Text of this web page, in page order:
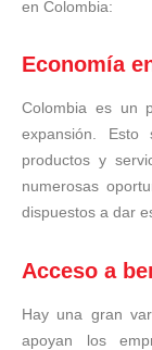
en Colombia:
Economía
Colombia es un
expansión.
productos y
numerosas
dispuestos a dar
Acceso a
Hay una gran
apoyan los